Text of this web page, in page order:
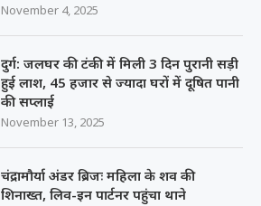
November 4, 2025
दुर्ग: जलघर की टंकी में मिली 3 दिन पुरानी सड़ी
हुई लाश, 45 हजार से ज्यादा घरों में दूषित पानी
की सप्लाई
November 13, 2025
चंद्रामौर्या अंडर ब्रिजः महिला के शव की
शिनाख्त, लिव-इन पार्टनर पहुंचा थाने